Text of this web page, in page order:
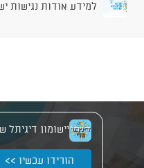
למידע אודות נגישות
יישומון דיגיתל
הורידו עכשיו >>